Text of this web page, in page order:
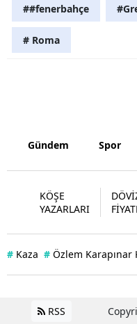
##fenerbahçe
# Roma
Gündem Spor
KÖŞE
YAZARLARI
# Kaza # Özlem Karapınar
RSS